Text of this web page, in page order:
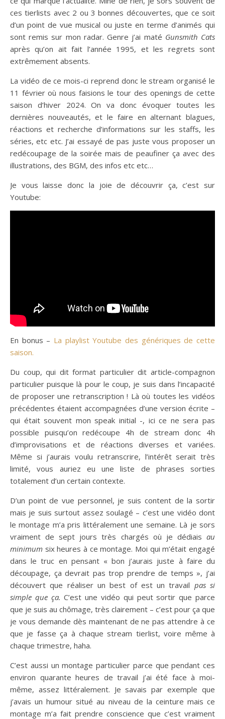
ces tierlists avec 2 ou 3 bonnes découvertes, que ce soit
d’un point de vue musical ou juste en terme d’animés qui
sont remis sur mon radar. Genre j’ai maté Gunsmith Cats
après qu’on ait fait l’année 1995, et les regrets sont
extrêmement absents.
La vidéo de ce mois-ci reprend donc le stream organisé le
11 février où nous faisions le tour des openings de cette
saison d’hiver 2024. On va donc évoquer toutes les
dernières nouveautés, et le faire en alternant blagues,
réactions et recherche d’informations sur les staffs, les
séries, etc etc. J’ai essayé de pas juste vous proposer un
redécoupage de la soirée mais de peaufiner ça avec des
illustrations, des BGM, des infos etc etc…
Je vous laisse donc la joie de découvrir ça, c’est sur
Youtube:
En bonus – La playlist Youtube des génériques de cette
saison.
Du coup, qui dit format particulier dit article-compagnon
particulier puisque là pour le coup, je suis dans l’incapacité
de proposer une retranscription ! Là où toutes les vidéos
précédentes étaient accompagnées d’une version écrite –
qui était souvent mon speak initial -, ici ce ne sera pas
possible puisqu’on redécoupe 4h de stream donc 4h
d’improvisations et de réactions diverses et variées.
Même si j’aurais voulu retranscrire, l’intérêt serait très
limité, vous auriez eu une liste de phrases sorties
totalement d’un certain contexte.
D’un point de vue personnel, je suis content de la sortir
mais je suis surtout assez soulagé – c’est une vidéo dont
le montage m’a pris littéralement une semaine. Là je sors
vraiment de sept jours très chargés où je dédiais au
minimum six heures à ce montage. Moi qui m’était engagé
dans le truc en pensant « bon j’aurais juste à faire du
découpage, ça devrait pas trop prendre de temps », j’ai
découvert que réaliser un best of est un travail pas si
simple que ça.C’est une vidéo qui peut sortir que parce
que je suis au chômage, très clairement – c’est pour ça que
je vous demande dès maintenant de ne pas attendre à ce
que je fasse ça à chaque stream tierlist, voire même à
chaque trimestre, haha.
C’est aussi un montage particulier parce que pendant ces
environ quarante heures de travail j’ai été face à moi-
même, assez littéralement. Je savais par exemple que
j’avais un humour situé au niveau de la ceinture mais ce
montage m’a fait prendre conscience que c’est vraiment